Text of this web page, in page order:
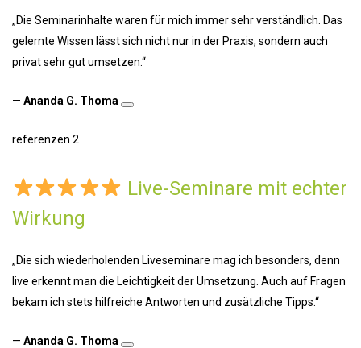
„Die Seminarinhalte waren für mich immer sehr verständlich. Das
gelernte Wissen lässt sich nicht nur in der Praxis, sondern auch
privat sehr gut umsetzen.“
— Ananda G. Thoma
referenzen 2
Live-Seminare mit echter
Wirkung
„Die sich wiederholenden Liveseminare mag ich besonders, denn
live erkennt man die Leichtigkeit der Umsetzung. Auch auf Fragen
bekam ich stets hilfreiche Antworten und zusätzliche Tipps.“
— Ananda G. Thoma